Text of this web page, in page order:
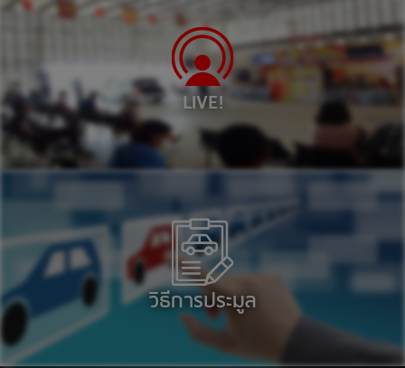
เลน 10005 : รถยนต์ เวลา 10:30
เลน 10006 : รถยนต์ เวลา 11:30
เลน 10007 : รถยนต์ เวลา 10:30
เลน 10008 : รถยนต์ เวลา 11:00
13 สิงหาคม 2569
อยุธยาซิตี้พาร์ค จ.อยุธยา
เลน 1001 : รถยนต์ เวลา 11:00
ตลาด เอส มาร์เช่ (ตลาดยีราฟ) ระยอง
ศูนย์การค้า ซีคอนสแควร์
เลน 1001 : รถยนต์ เวลา 11:00
14 สิงหาคม 2569
ติวานนท์
LIVE!
วิธีการประมูล